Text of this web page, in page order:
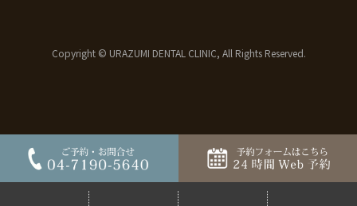
Copyright © URAZUMI DENTAL CLINIC, All Rights Reserved.